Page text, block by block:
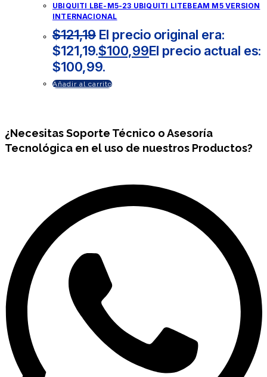
UBIQUITI LBE-M5-23 UBIQUITI LITEBEAM M5 VERSION
INTERNACIONAL
$121,19 El precio original era:
$121,19.$100,99El precio actual es:
$100,99.
Añadir al carrito
¿NecesitasSoporte Técnico o Asesoría
Tecnológica en el uso de nuestros Productos?